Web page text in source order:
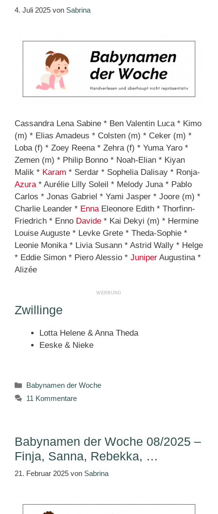
4. Juli 2025 von Sabrina
Cassandra Lena Sabine * Ben Valentin Luca * Kimo
(m) * Elias Amadeus * Colsten (m) * Ceker (m) *
Loba (f) * Zoey Reena * Zehra (f) * Yuma Yaro *
Zemen (m) * Philip Bonno * Noah-Elian * Kiyan
Malik * Karam * Serdar * Sophelia Dalisay * Ronja-
Azura * Aurélie Lilly Soleil * Melody Juna * Pablo
Carlos * Jonas Gabriel * Yami Jasper * Joore (m) *
Charlie Leander * Enna Eleonore Edith * Thorfinn-
Friedrich * Enno Davide * Kai Dekyi (m) * Hermine
Louise Auguste * Levke Grete * Theda-Sophie *
Leonie Monika * Livia Susann * Astrid Wally * Helge
* Eddie Simon * Piero Alessio * Juniper Augustina *
Alizée
Zwillinge
Lotta Helene & Anna Theda
Eeske & Nieke
Kategorien
Babynamen der Woche
11 Kommentare
Babynamen der Woche 08/2025 –
Finja, Sanna, Rebekka, …
21. Februar 2025 von Sabrina